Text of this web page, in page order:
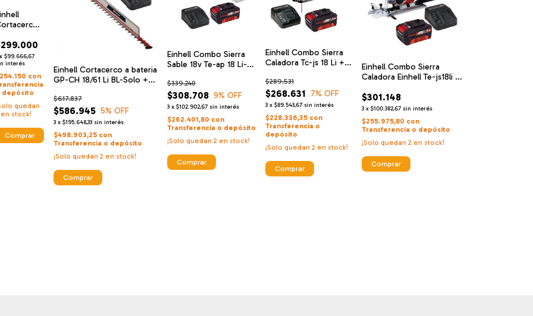
Espada 56
Ge-eh
x $99.666,67
interés
con
depósito
quedan
en stock!
Einhell Cortacerco a bateria
GP-CH 18/61 Li BL-Solo +
Velocidad Y Bateria 18 V 4
Ah
$586.945
$617.837
5% OFF
3 x $195.648,33 sin interés
$498.903,25 con
Transferencia o depósito
¡Solo quedan 2 en stock!
Einhell Combo Sierra
Sable 18v Te-ap 18 Li-
$308.708
$339.240
9% OFF
3 x $102.902,67 sin interés
$262.401,80 con
Transferencia o depósito
¡Solo quedan 2 en stock!
Einhell Combo Sierra
Caladora Tc-js 18 Li +
$268.631
$289.531
7% OFF
3 x $89.543,67 sin interés
$228.336,35 con
Transferencia o
depósito
¡Solo quedan 2 en stock!
Einhell Combo Sierra
Caladora Einhell Te-js18li +
$301.148
3 x $100.382,67 sin interés
$255.975,80 con
Transferencia o depósito
¡Solo quedan 2 en stock!